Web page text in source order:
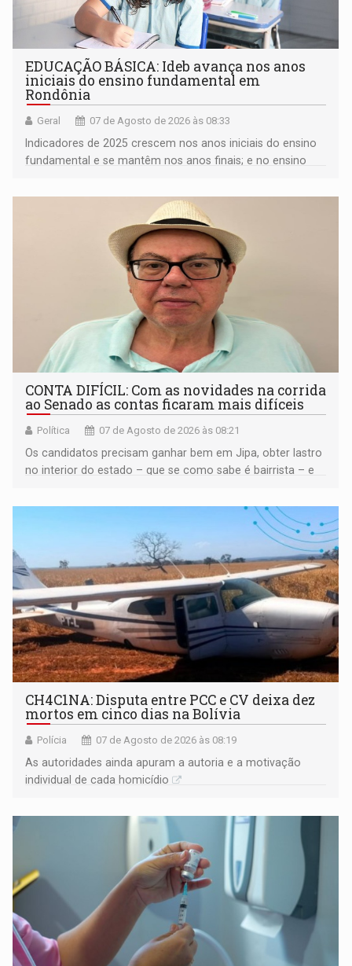
EDUCAÇÃO BÁSICA: Ideb avança nos anos
iniciais do ensino fundamental em
Rondônia
Geral 07 de Agosto de 2026 às 08:33
Indicadores de 2025 crescem nos anos iniciais do ensino
fundamental e se mantêm nos anos finais; e no ensino
CONTA DIFÍCIL: Com as novidades na corrida
ao Senado as contas ficaram mais difíceis
Política 07 de Agosto de 2026 às 08:21
Os candidatos precisam ganhar bem em Jipa, obter lastro
no interior do estado – que se como sabe é bairrista – e
garantir
CH4C1NA: Disputa entre PCC e CV deixa dez
mortos em cinco dias na Bolívia
Polícia 07 de Agosto de 2026 às 08:19
As autoridades ainda apuram a autoria e a motivação
individual de cada homicídio